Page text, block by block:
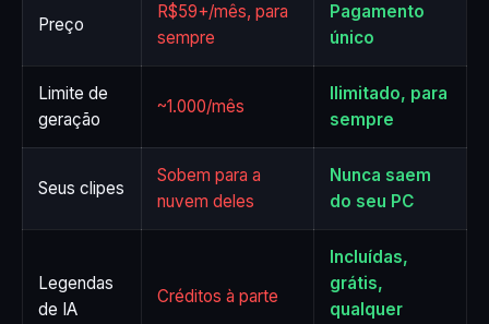
Preço
R$59+/mês, para
sempre
Pagamento
único
Limite de
geração
~1.000/mês
Ilimitado, para
sempre
Seus clipes
Sobem para a
nuvem deles
Nunca saem
do seu PC
Legendas
de IA
Créditos à parte
Incluídas,
grátis,
qualquer